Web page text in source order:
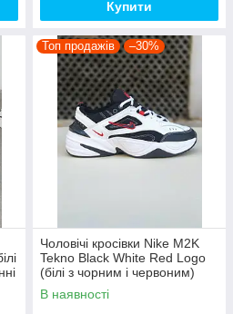
Купити
Топ продажів –30%
Чоловічі кросівки Nike M2K
Tekno Black White Red Logo
(білі з чорним і червоним)
спортивні демі кроси PD7430
топ
В наявності